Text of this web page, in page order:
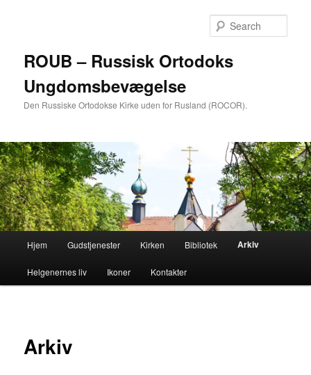
ROUB – Russisk Ortodoks
Ungdomsbevægelse
Den Russiske Ortodokse Kirke uden for Rusland (ROCOR).
Hjem Gudstjenester Kirken Bibliotek Arkiv
Helgenernes liv Ikoner Kontakter
Arkiv